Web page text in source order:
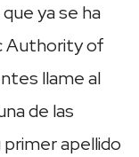
ya se ha
Authority of
llame al
de las
primer apellido